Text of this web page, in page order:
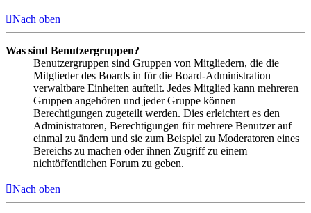
Nach oben
Was sind Benutzergruppen?
Benutzergruppen sind Gruppen von Mitgliedern, die die
Mitglieder des Boards in für die Board-Administration
verwaltbare Einheiten aufteilt. Jedes Mitglied kann mehreren
Gruppen angehören und jeder Gruppe können
Berechtigungen zugeteilt werden. Dies erleichtert es den
Administratoren, Berechtigungen für mehrere Benutzer auf
einmal zu ändern und sie zum Beispiel zu Moderatoren eines
Bereichs zu machen oder ihnen Zugriff zu einem
nichtöffentlichen Forum zu geben.
Nach oben